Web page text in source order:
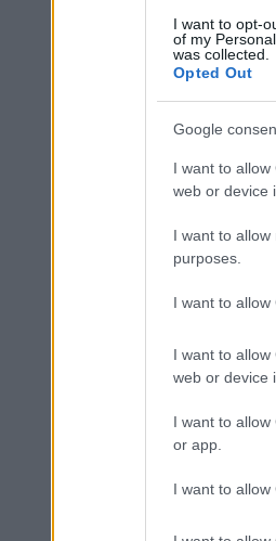
I want to opt-
of my
was collected.
Opted Out
Google
I want to
web or device
I want to
purposes.
I want to allow
I want to
web or device
I want to
or app.
I want to allow